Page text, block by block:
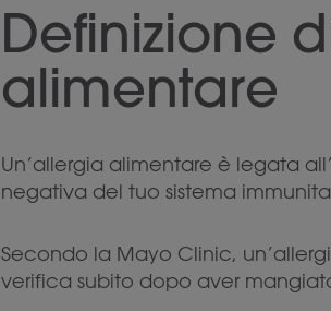
Definizione
alimentare
Un’allergia alimentare è legata
negativa del tuo sistema
Secondo la Mayo Clinic,
verifica subito dopo aver